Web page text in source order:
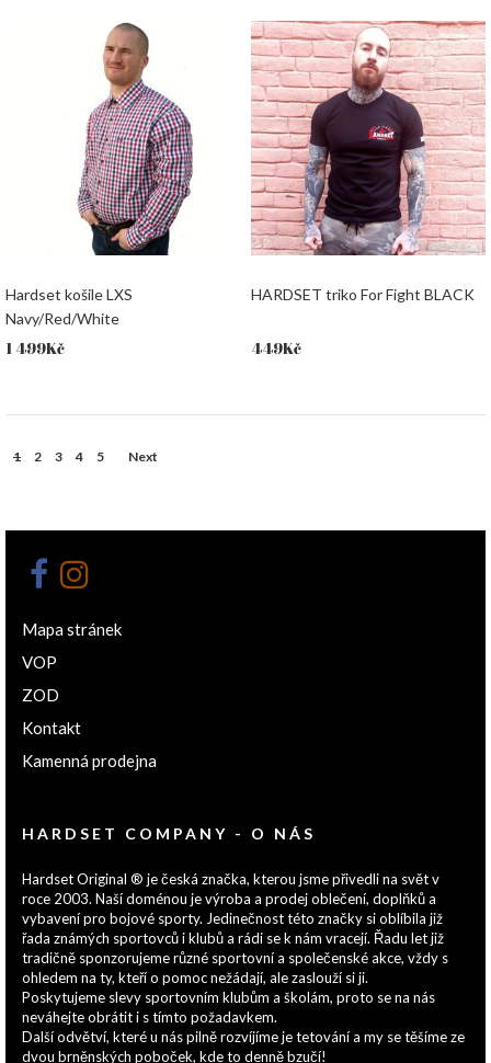
Hardset košile LXS
Navy/Red/White
1 499Kč
HARDSET triko For Fight BLACK
449Kč
1 2 3 4 5 Next
Mapa stránek
VOP
ZOD
Kontakt
Kamenná prodejna
HARDSET COMPANY - O NÁS
Hardset Original ® je česká značka, kterou jsme přivedli na svět v
roce 2003. Naší doménou je výroba a prodej oblečení, doplňků a
vybavení pro bojové sporty. Jedinečnost této značky si oblíbila již
řada známých sportovců i klubů a rádi se k nám vracejí. Řadu let již
tradičně sponzorujeme různé sportovní a společenské akce, vždy s
ohledem na ty, kteří o pomoc nežádají, ale zaslouží si ji.
Poskytujeme slevy sportovním klubům a školám, proto se na nás
neváhejte obrátit i s tímto požadavkem.
Další odvětví, které u nás pilně rozvíjíme je tetování a my se těšíme ze
dvou brněnských poboček, kde to denně bzučí!